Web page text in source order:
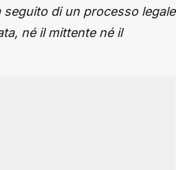
di un processo legale
né il mittente né il